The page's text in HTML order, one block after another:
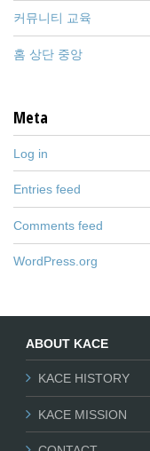
커뮤니티 교육
홈 상단 중앙
Meta
Log in
Entries feed
Comments feed
WordPress.org
ABOUT KACE
KACE HISTORY
KACE MISSION